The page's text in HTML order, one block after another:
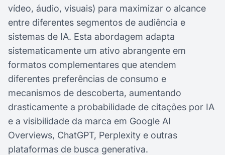
vídeo, áudio, visuais) para maximizar o alcance
entre diferentes segmentos de audiência e
sistemas de IA. Esta abordagem adapta
sistematicamente um ativo abrangente em
formatos complementares que atendem
diferentes preferências de consumo e
mecanismos de descoberta, aumentando
drasticamente a probabilidade de citações por IA
e a visibilidade da marca em Google AI
Overviews, ChatGPT, Perplexity e outras
plataformas de busca generativa.